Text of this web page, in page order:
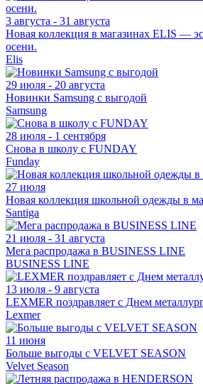
3 августа - 31 августа
Новая коллекция в магазинах ELIS —
осени.
Elis
29 июля - 20 августа
Новинки Samsung с выгодой
Samsung
28 июля - 1 сентября
Снова в школу с FUNDAY
Funday
27 июля
Новая коллекция школьной одежды в
Santiga
21 июля - 31 августа
Мега распродажа в BUSINESS LINE
BUSINESS LINE
13 июля - 9 августа
LEXMER поздравляет с Днем
Lexmer
11 июня
Больше выгоды с VELVET SEASON
Velvet Season